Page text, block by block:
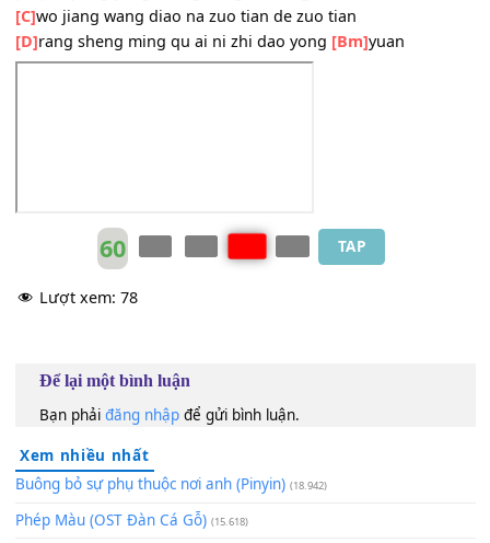
you yi[C]tian wo hui[D]rang ni hui xin[Em]
[Em]ru guo yi qie ke yi zai zhong lai
[C]wo jiang yong sheng ming qu zhen xi ta
60
Lượt xem: 78